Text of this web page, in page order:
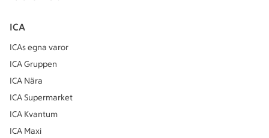
ICA
ICAs egna varor
ICA Gruppen
ICA Nära
ICA Supermarket
ICA Kvantum
ICA Maxi